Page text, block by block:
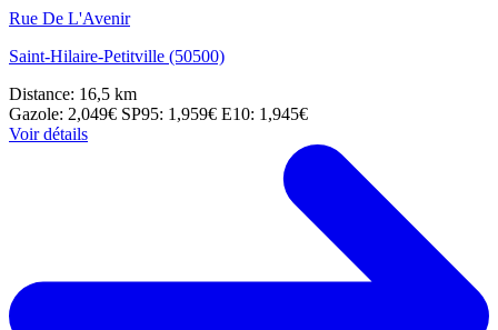
Rue De L'Avenir
Saint-Hilaire-Petitville (50500)
Distance: 16,5 km
Gazole: 2,049€ SP95: 1,959€ E10: 1,945€
Voir détails